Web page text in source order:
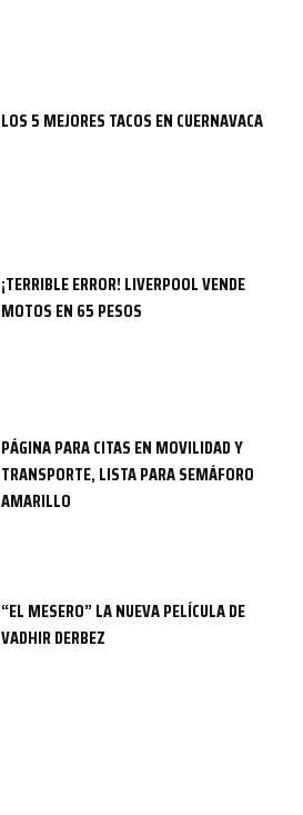
LOS 5 MEJORES TACOS EN CUERNAVACA
¡TERRIBLE ERROR! LIVERPOOL VENDE
MOTOS EN 65 PESOS
PÁGINA PARA CITAS EN MOVILIDAD Y
TRANSPORTE, LISTA PARA SEMÁFORO
AMARILLO
“EL MESERO” LA NUEVA PELÍCULA DE
VADHIR DERBEZ